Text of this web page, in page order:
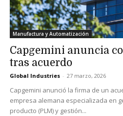
Manufactura y Automatización
Capgemini anuncia
tras acuerdo
Global Industries - 27 marzo, 2026
Capgemini anunció la firma de un
empresa alemana especializada en
producto (PLM) y gestión...